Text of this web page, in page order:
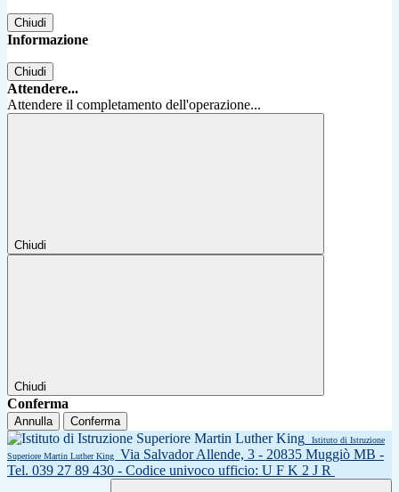
Chiudi
Informazione
Chiudi
Attendere...
Attendere il completamento dell'operazione...
Chiudi
Chiudi
Conferma
Annulla Conferma
Istituto di Istruzione
Superiore Martin Luther King
Via Salvador Allende, 3 - 20835 Muggiò MB -
Tel. 039 27 89 430 - Codice univoco ufficio: U F K 2 J R